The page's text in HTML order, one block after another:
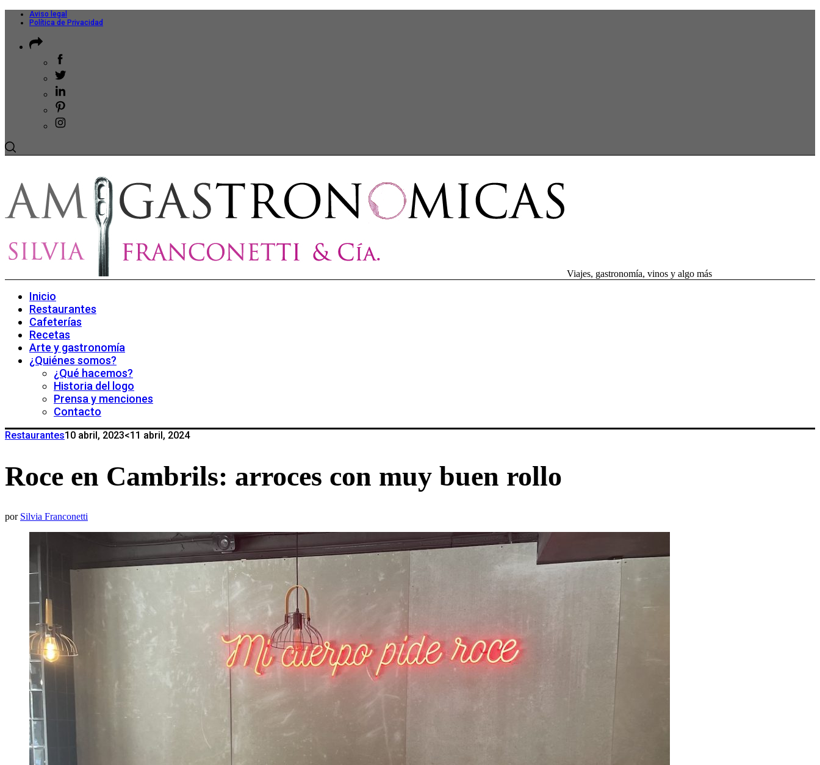
Aviso legal
Política de Privacidad
Viajes, gastronomía, vinos y algo más
Inicio
Restaurantes
Cafeterías
Recetas
Arte y gastronomía
¿Quiénes somos?
¿Qué hacemos?
Historia del logo
Prensa y menciones
Contacto
Restaurantes10 abril, 2023<11 abril, 2024
Roce en Cambrils: arroces con muy buen rollo
por Silvia Franconetti